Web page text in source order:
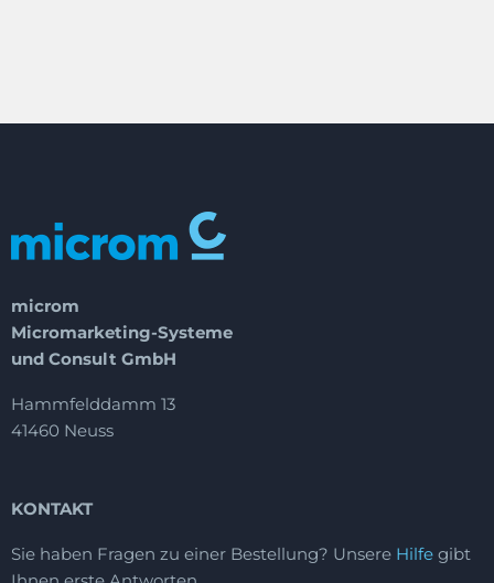
microm
Micromarketing-Systeme
und Consult GmbH
Hammfelddamm 13
41460 Neuss
KONTAKT
Sie haben Fragen zu einer Bestellung? Unsere Hilfe gibt